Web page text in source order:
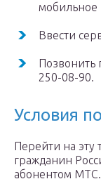
Ввести
Позвонить
250-08-90.
Условия
Перейти на
гражданин
абонентом МТС.